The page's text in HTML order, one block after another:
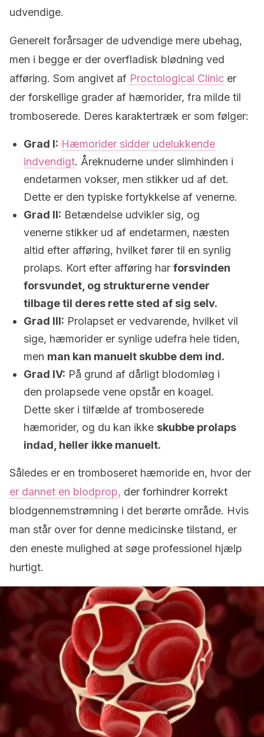
udvendige.
Generelt forårsager de udvendige mere ubehag,
men i begge er der overfladisk blødning ved
afføring. Som angivet af Proctological Clinic er
der forskellige grader af hæmorider, fra milde til
tromboserede. Deres karaktertræk er som følger:
Grad I: Hæmorider sidder udelukkende
indvendigt. Åreknuderne under slimhinden i
endetarmen vokser, men stikker ud af det.
Dette er den typiske fortykkelse af venerne.
Grad II: Betændelse udvikler sig, og
venerne stikker ud af endetarmen, næsten
altid efter afføring, hvilket fører til en synlig
prolaps. Kort efter afføring har forsvinden
forsvundet , og strukturerne vender
tilbage til deres rette sted af sig selv.
Grad III: Prolapset er vedvarende, hvilket vil
sige, hæmorider er synlige udefra hele tiden,
men man kan manuelt skubbe dem ind.
Grad IV: På grund af dårligt blodomløg i
den prolapsede vene opstår en koagel.
Dette sker i tilfælde af tromboserede
hæmorider, og du kan ikke skubbe prolaps
indad, heller ikke manuelt.
Således er en tromboseret hæmoride en, hvor der
er dannet en blodprop, der forhindrer korrekt
blodgennemstrømning i det berørte område. Hvis
man står over for denne medicinske tilstand, er
den eneste mulighed at søge professionel hjælp
hurtigt.